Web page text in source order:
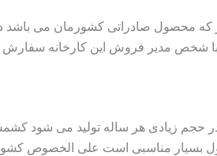
که محصول صادراتی کشورمان می‌ باشد
شخص مدیر فروش این کارخانه سفارش
حجم زیادی هر ساله تولید می‌ شود
بسیار مناسبی است علی الخصوص